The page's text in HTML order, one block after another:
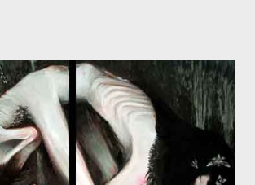
தொடர்ந்து பதிவு செய்கிறார். உயிர்மை
தனக்கு எதிராக எழுத்தாளர்களை ஏவி
ஒரு அச்சத்தை வெளிப்படுத்தியபடி
பாதுகாப்பின்மை மனநிலையில் உள்ளார்.
உத்தேசித்தாலும் இல்லை என்றாலும்